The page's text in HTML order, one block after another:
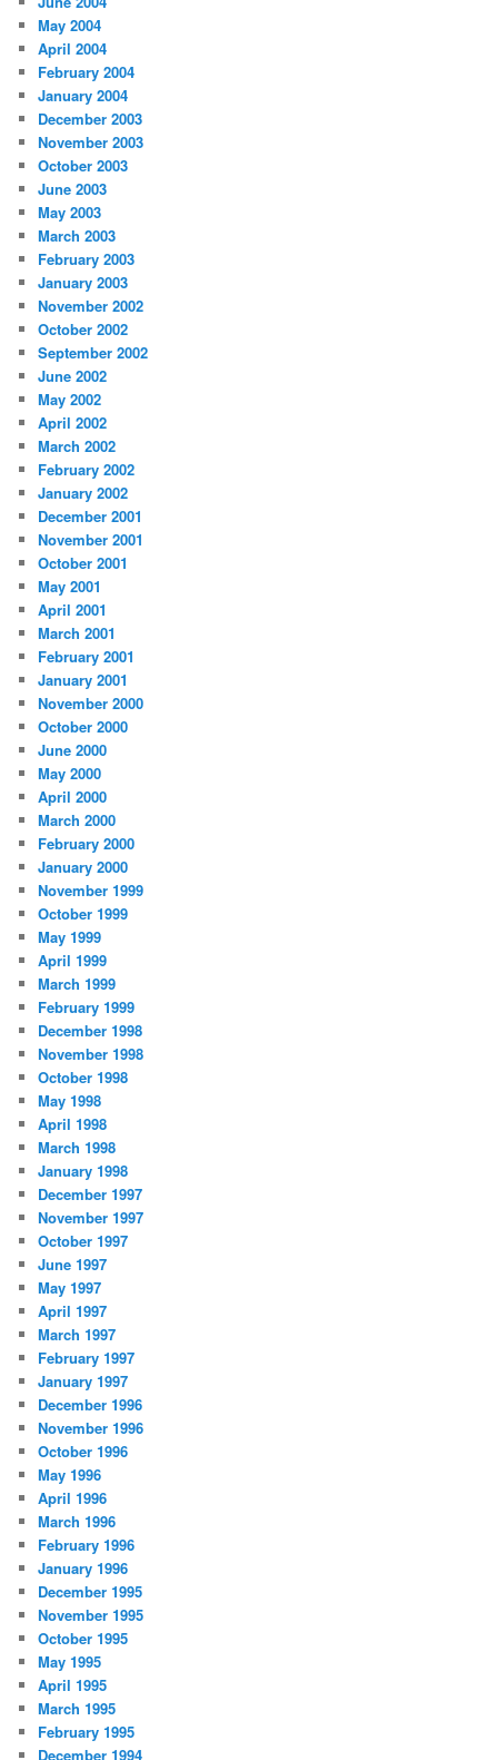
May 2004
April 2004
February 2004
January 2004
December 2003
November 2003
October 2003
June 2003
May 2003
March 2003
February 2003
January 2003
November 2002
October 2002
September 2002
June 2002
May 2002
April 2002
March 2002
February 2002
January 2002
December 2001
November 2001
October 2001
May 2001
April 2001
March 2001
February 2001
January 2001
November 2000
October 2000
June 2000
May 2000
April 2000
March 2000
February 2000
January 2000
November 1999
October 1999
May 1999
April 1999
March 1999
February 1999
December 1998
November 1998
October 1998
May 1998
April 1998
March 1998
January 1998
December 1997
November 1997
October 1997
June 1997
May 1997
April 1997
March 1997
February 1997
January 1997
December 1996
November 1996
October 1996
May 1996
April 1996
March 1996
February 1996
January 1996
December 1995
November 1995
October 1995
May 1995
April 1995
March 1995
February 1995
December 1994